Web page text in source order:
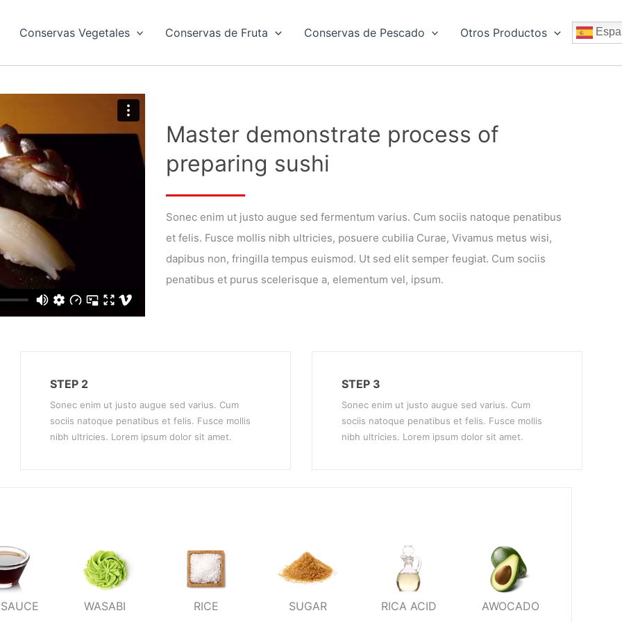
Conservas Vegetales Conservas de Fruta Conservas de Pescado Otros Productos
Master demonstrate process of
preparing sushi
Sonec enim ut justo augue sed fermentum varius. Cum sociis natoque penatibus
et felis. Fusce mollis nibh ultricies, posuere cubilia Curae, Vivamus metus wisi,
dapibus non, fringilla tempus euismod. Ut sed elit semper feugiat. Cum sociis
penatibus et purus scelerisque a, elementum vel, ipsum.
STEP 2
Sonec enim ut justo augue sed varius. Cum
sociis natoque penatibus et felis. Fusce mollis
nibh ultricies. Lorem ipsum dolor sit amet.
STEP 3
Sonec enim ut justo augue sed varius. Cum
sociis natoque penatibus et felis. Fusce mollis
nibh ultricies. Lorem ipsum dolor sit amet.
WASABI RICE SUGAR RICA ACID AWOCADO